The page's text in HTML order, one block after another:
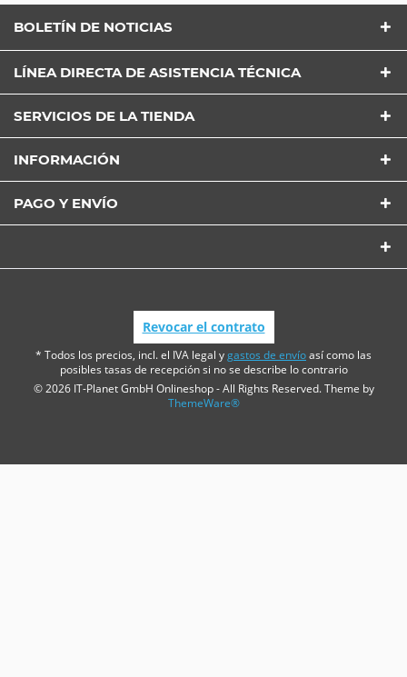
BOLETÍN DE NOTICIAS
LÍNEA DIRECTA DE ASISTENCIA TÉCNICA
SERVICIOS DE LA TIENDA
INFORMACIÓN
PAGO Y ENVÍO
Revocar el contrato
* Todos los precios, incl. el IVA legal ygastos de envíoasí como las
posibles tasas de recepción si no se describe lo contrario
© 2026 IT-Planet GmbH Onlineshop - All Rights Reserved. Theme by
ThemeWare®